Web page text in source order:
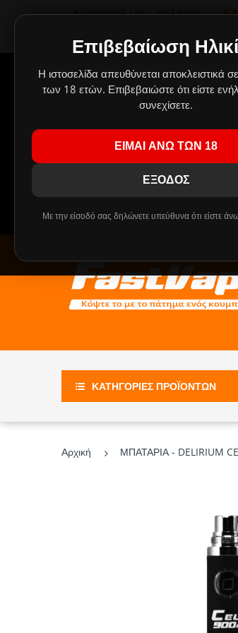
Επιβεβαίωση
Η ιστοσελίδα απευθύνεται αποκλειστικά
των 18 ετών. Επιβεβαιώστε ότι είστε
συνεχίσετε.
ΕΙΜΑΙ ΑΝΩ ΤΩΝ 18
ΕΞΟΔΟΣ
Με την είσοδό σας δηλώνετε υπεύθυνα ότι είστε
Αγαπητοί μας πελάτες,η
παραμείνουν κλειστά
οποίες θα εκτελεστούν
!!! ΤΑ MIX SHAKE AND VAPE
ΚΑΤΗΓΟΡΙΕΣ ΠΡΟΪΟΝΤΩΝ
Αρχική ΜΠΑΤΑΡΙΑ - DELIRIUM